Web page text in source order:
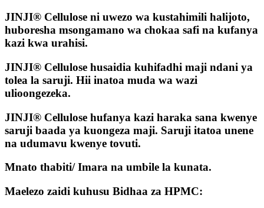
JINJI® Cellulose ni uwezo wa kustahimili halijoto,
huboresha msongamano wa chokaa safi na kufanya
kazi kwa urahisi.
JINJI® Cellulose husaidia kuhifadhi maji ndani ya
tolea la saruji. Hii inatoa muda wa wazi
ulioongezeka.
JINJI® Cellulose hufanya kazi haraka sana kwenye
saruji baada ya kuongeza maji. Saruji itatoa unene
na udumavu kwenye tovuti.
Mnato thabiti/ Imara na umbile la kunata.
Maelezo zaidi kuhusu Bidhaa za HPMC: